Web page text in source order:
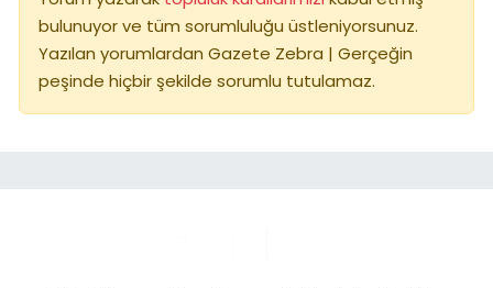
bulunuyor ve tüm sorumluluğu üstleniyorsunuz.
Yazılan yorumlardan Gazete Zebra | Gerçeğin
peşinde hiçbir şekilde sorumlu tutulamaz.